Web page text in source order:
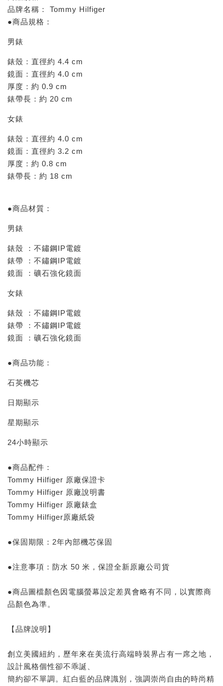
品牌名稱： Tommy Hilfiger
●商品規格：
男錶
錶殼：直徑約 4.4 cm
鏡面：直徑約 4.0 cm
厚度：約 0.9 cm
錶帶長：約 20 cm
女錶
錶殼：直徑約 4.0 cm
鏡面：直徑約 3.2 cm
厚度：約 0.8 cm
錶帶長：約 18 cm
●商品材質：
男錶
錶殼 ：不鏽鋼IP電鍍
錶帶 ：不鏽鋼IP電鍍
鏡面 ：礦石強化鏡面
女錶
錶殼 ：不鏽鋼IP電鍍
錶帶 ：不鏽鋼IP電鍍
鏡面 ：礦石強化鏡面
●商品功能：
石英機芯
日期顯示
星期顯示
24小時顯示
●商品配件：
Tommy Hilfiger 原廠保證卡
Tommy Hilfiger 原廠說明書
Tommy Hilfiger 原廠錶盒
Tommy Hilfiger原廠紙袋
●保固期限：2年內部機芯保固
●注意事項：防水 50 米，保證全新原廠公司貨
●商品圖檔顏色因電腦螢幕設定差異會略有不同，以實際商
品顏色為準。
【品牌說明】
創立美國紐約，歷年來在美流行高端時裝界占有一席之地，
設計風格個性卻不乖誕、
簡約卻不單調。紅白藍的品牌識別，強調崇尚自由的時尚精